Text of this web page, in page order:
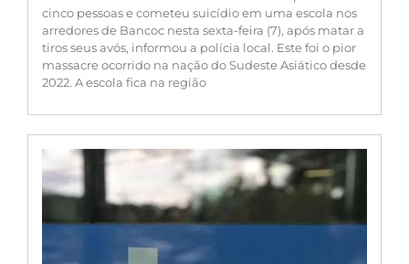
cinco pessoas e cometeu suicídio em uma escola nos
arredores de Bancoc nesta sexta-feira (7), após matar a
tiros seus avós, informou a polícia local. Este foi o pior
massacre ocorrido na nação do Sudeste Asiático desde
2022. A escola fica na região